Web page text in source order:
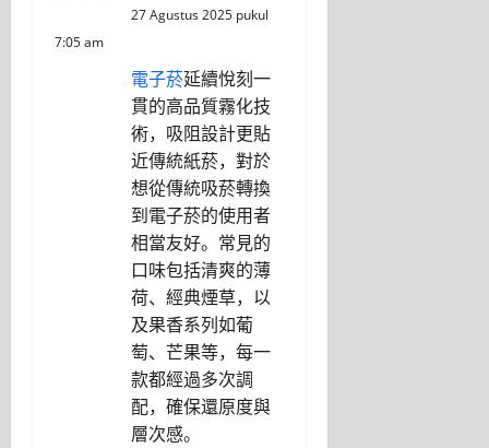
27 Agustus 2025 pukul
7:05 am
電子菸延續悅刻一
貫的高品質霧化技
術，吸阻設計更貼
近傳統紙菸，對於
想從傳統吸菸轉換
到電子菸的使用者
相當友好。常見的
口味包括清爽的薄
荷、經典煙草，以
及果香系列如葡
萄、芒果等，每一
款都經過多次調
配，確保還原度與
層次感。